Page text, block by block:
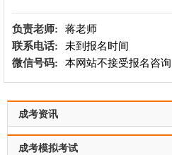
负责老师:
蒋老师
联系电话:
未到报名时间
微信号码:
本网站不接受报名咨询
成考资讯
成考模拟考试